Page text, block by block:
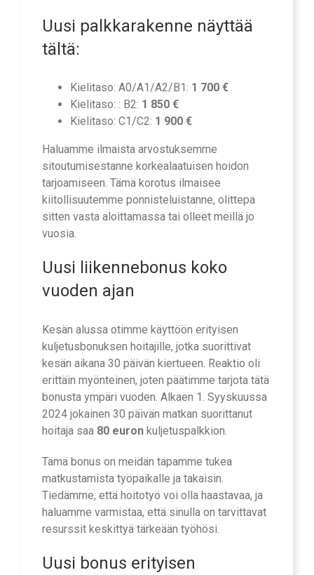
Uusi palkkarakenne näyttää
tältä:
Kielitaso: A0/A1/A2/B1: 1 700 €
Kielitaso: : B2: 1 850 €
Kielitaso: C1/C2: 1 900 €
Haluamme ilmaista arvostuksemme
sitoutumisestanne korkealaatuisen hoidon
tarjoamiseen. Tämä korotus ilmaisee
kiitollisuutemme ponnisteluistanne, olittepa
sitten vasta aloittamassa tai olleet meillä jo
vuosia.
Uusi liikennebonus koko
vuoden ajan
Kesän alussa otimme käyttöön erityisen
kuljetusbonuksen hoitajille, jotka suorittivat
kesän aikana 30 päivän kiertueen. Reaktio oli
erittäin myönteinen, joten päätimme tarjota tätä
bonusta ympäri vuoden. Alkaen 1. Syyskuussa
2024 jokainen 30 päivän matkan suorittanut
hoitaja saa 80 euron kuljetuspalkkion.
Tämä bonus on meidän tapamme tukea
matkustamista työpaikalle ja takaisin.
Tiedämme, että hoitotyö voi olla haastavaa, ja
haluamme varmistaa, että sinulla on tarvittavat
resurssit keskittyä tärkeään työhösi.
Uusi bonus erityisen